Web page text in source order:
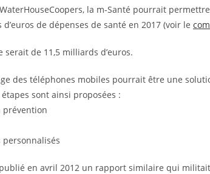
la m-Santé pourrait
de dépenses de santé en 2017 (voir le
serait de 11,5 milliards d’euros.
des téléphones mobiles pourrait être une
sont ainsi proposées :
prévention
en avril 2012 un rapport similaire qui